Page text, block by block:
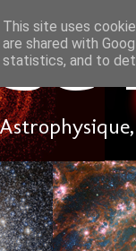
This site uses
are shared with
statistics, and to